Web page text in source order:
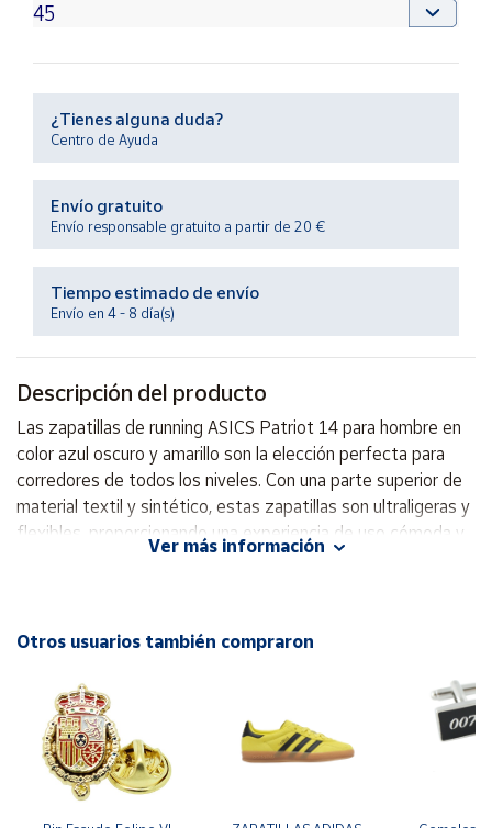
de ayuda
Contacto
Vendedores
vendedores
vendedor
vendedor
Cuenta
Área
Ubicación
Baleares
Ceuta y
Melilla
¿Tienes alguna duda?
Centro de Ayuda
Envío gratuito
Envío responsable gratuito a partir de 20 €
Tiempo estimado de envío
Envío en 4 - 8 día(s)
Descripción del producto
Las zapatillas de running ASICS Patriot 14 para hombre en
color azul oscuro y amarillo son la elección perfecta para
corredores de todos los niveles. Con una parte superior de
material textil y sintético, estas zapatillas son ultraligeras y
flexibles, proporcionando una experiencia de uso cómoda y
adaptada. El interior textil y el cuello acolchado garantizan
que se adapta a tus necesidades. Su suela de goma
superficies, mientras que su diseño moderno y versátil se
adapta a cualquier look. Disfruta de la perfecta combinación
entre estilo y funcionalidad con las zapatillas ASICS Patriot
14, ideales para mejorar tu rendimiento en cada carrera.
Parte superior textil/sintética Interior textil Ultraligera,
flexible Cierre de cordones Cuello acolchado Plantilla
Ver más información
Otros usuarios también compraron